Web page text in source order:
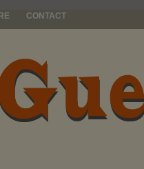
CONTACT